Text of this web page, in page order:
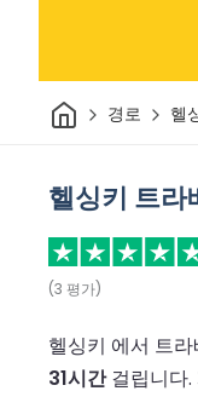
집 경로 헬
헬싱키 트라
(3 평가)
헬싱키 에서 트
31시간걸립니다.